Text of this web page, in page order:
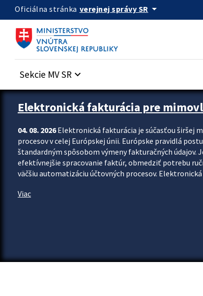
Preskocit na hlavný obsah
Oficiálna stránka verejnej správy SR arrow_drop_down
Sekcie MV SR keyboard_arrow_down
Zastavit automatický posun upútavok
Elektronická fakturácia pre
04. 08. 2026Elektronická fakturácia je súčasťou širšej
procesov v celej Európskej únii. Európske pravidlá
štandardným spôsobom výmeny fakturačných údajov.
efektívnejšie spracovanie faktúr, obmedziť potrebu
väčšiu automatizáciu účtovných procesov.
Viac